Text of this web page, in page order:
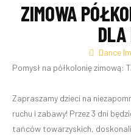
ZIMOWA
DLA
Dance
Pomysł na półkolonię zimową:
Zapraszamy dzieci na
ruchu i zabawy! Przez 3 dni
tańców towarzyskich,